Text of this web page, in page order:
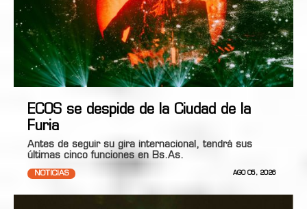
ECOS se despide de la Ciudad de la
Furia
Antes de seguir su gira internacional, tendrá sus
últimas cinco funciones en Bs.As.
NOTICIAS AGO 05, 2026